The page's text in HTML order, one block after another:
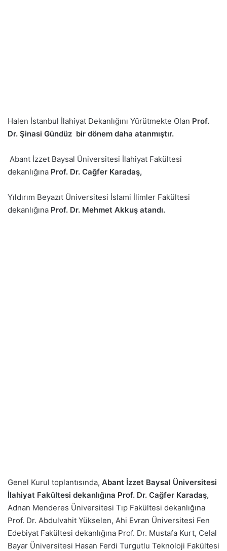
Halen İstanbul İlahiyat Dekanlığını Yürütmekte Olan Prof.
Dr. Şinasi Gündüz bir dönem daha atanmıştır.
Abant İzzet Baysal Üniversitesi İlahiyat Fakültesi
dekanlığına Prof. Dr. Cağfer Karadaş,
Yıldırım Beyazıt Üniversitesi İslami İlimler Fakültesi
dekanlığına Prof. Dr. Mehmet Akkuş atandı.
Genel Kurul toplantısında, Abant İzzet Baysal Üniversitesi
İlahiyat Fakültesi dekanlığına Prof. Dr. Cağfer Karadaş,
Adnan Menderes Üniversitesi Tıp Fakültesi dekanlığına
Prof. Dr. Abdulvahit Yükselen, Ahi Evran Üniversitesi Fen
Edebiyat Fakültesi dekanlığına Prof. Dr. Mustafa Kurt, Celal
Bayar Üniversitesi Hasan Ferdi Turgutlu Teknoloji Fakültesi